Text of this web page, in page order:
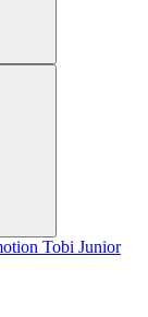
Tobi Junior